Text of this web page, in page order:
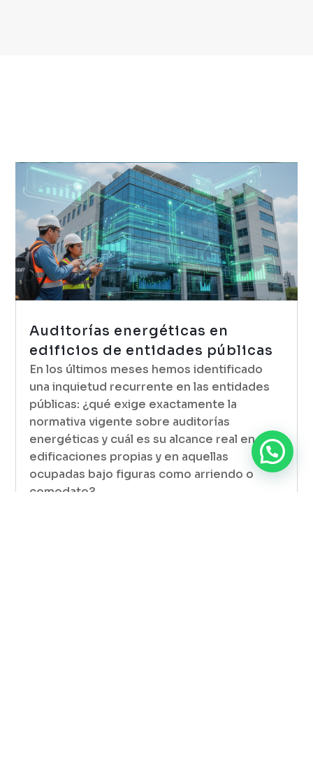
Auditorías energéticas en
edificios de entidades públicas
En los últimos meses hemos identificado
una inquietud recurrente en las entidades
públicas: ¿qué exige exactamente la
normativa vigente sobre auditorías
energéticas y cuál es su alcance real en
edificaciones propias y en aquellas
ocupadas bajo figuras como arriendo o
comodato?